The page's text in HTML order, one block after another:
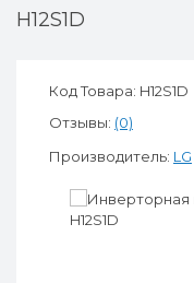
H12S1D
Код Товара: H12S1D
Отзывы: (0)
Производитель: LG